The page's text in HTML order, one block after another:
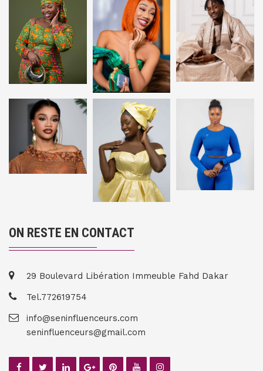
ON RESTE EN CONTACT
29 Boulevard Libération Immeuble Fahd Dakar
Tel.772619754
info@seninfluenceurs.com
seninfluenceurs@gmail.com